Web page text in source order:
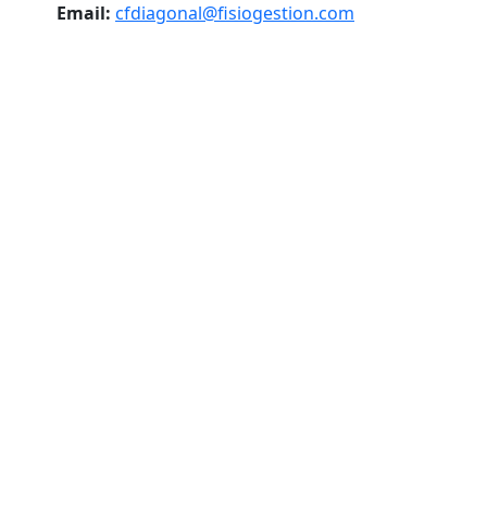
Email: cfdiagonal@fisiogestion.com